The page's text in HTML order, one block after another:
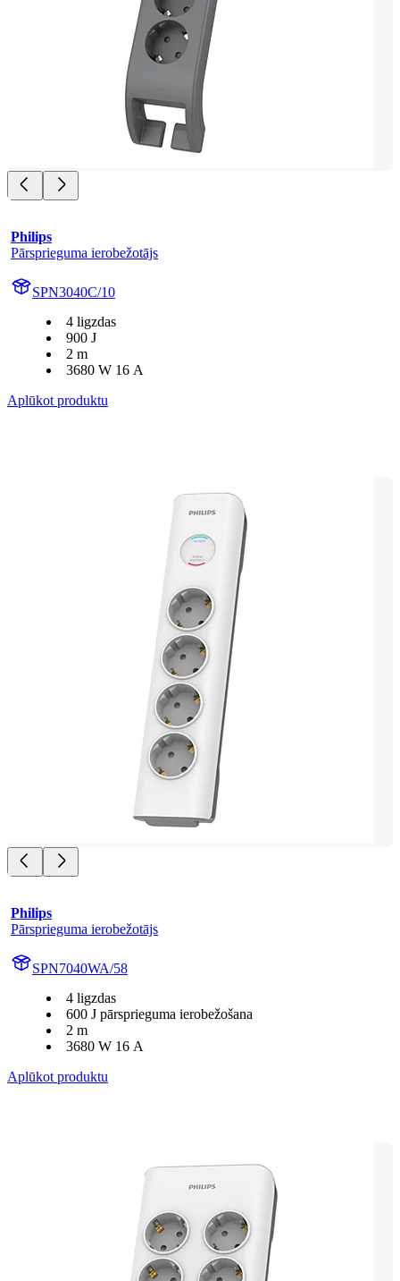
Philips
Pārsprieguma ierobežotājs
SPN3040C/10
4 ligzdas
900 J
2 m
3680 W 16 A
Aplūkot produktu
Philips
Pārsprieguma ierobežotājs
SPN7040WA/58
4 ligzdas
600 J pārsprieguma ierobežošana
2 m
3680 W 16 A
Aplūkot produktu